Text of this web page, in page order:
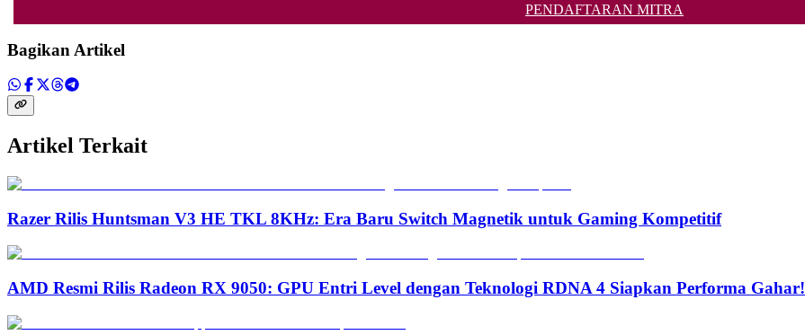
PENDAFTARAN MITRA
Bagikan Artikel
Artikel Terkait
Razer Rilis Huntsman V3 HE TKL 8KHz: Era Baru Switch Magnetik untuk Gaming Kompetitif
AMD Resmi Rilis Radeon RX 9050: GPU Entri Level dengan Teknologi RDNA 4 Siapkan Performa Gahar!